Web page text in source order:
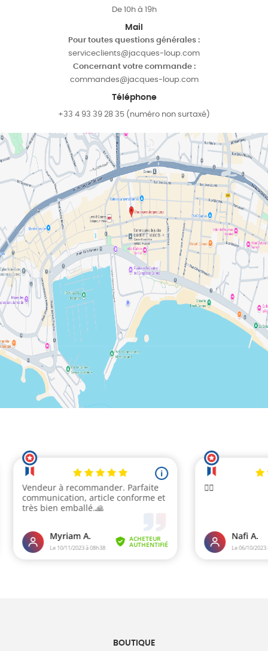
De 10h à 19h
Mail
Pour toutes questions générales :
serviceclients@jacques-loup.com
Concernant votre commande :
commandes@jacques-loup.com
Téléphone
+33 4 93 39 28 35 (numéro non surtaxé)
BOUTIQUE